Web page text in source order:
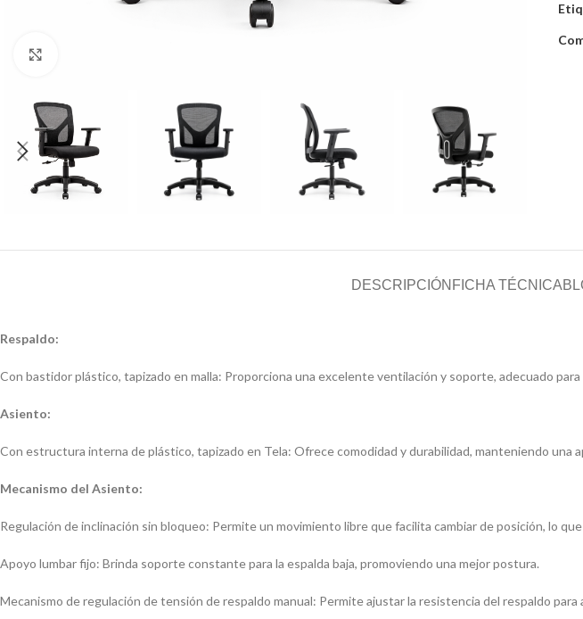
DESCRIPCIÓN FICHA TÉCNICA
Respaldo:
Con bastidor plástico, tapizado en malla: Proporciona una excelente ventilación y soporte, adecuado
Asiento:
Con estructura interna de plástico, tapizado en Tela: Ofrece comodidad y durabilidad, manteniendo una
Mecanismo del Asiento:
Regulación de inclinación sin bloqueo: Permite un movimiento libre que facilita cambiar de posición, lo
Apoyo lumbar fijo: Brinda soporte constante para la espalda baja, promoviendo una mejor postura.
Mecanismo de regulación de tensión de respaldo manual: Permite ajustar la resistencia del respaldo